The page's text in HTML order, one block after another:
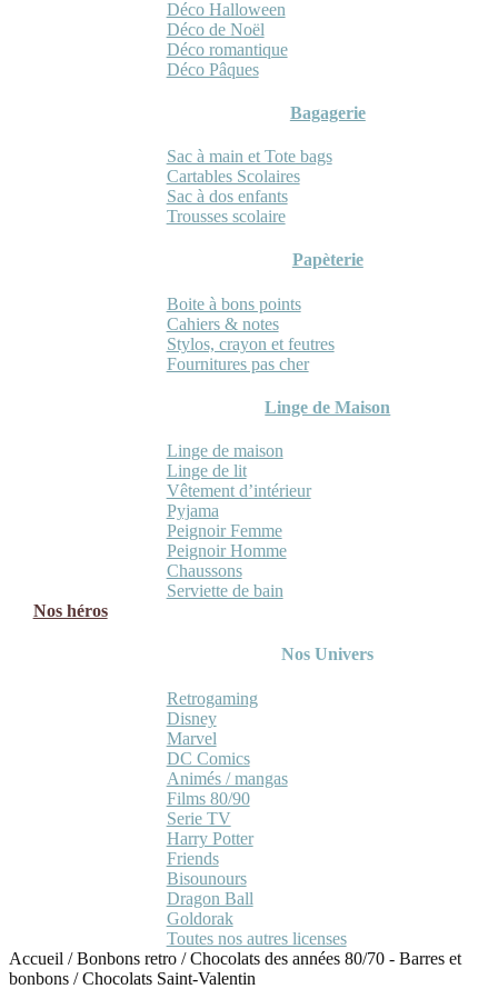
Déco Halloween
Déco de Noël
Déco romantique
Déco Pâques
Bagagerie
Sac à main et Tote bags
Cartables Scolaires
Sac à dos enfants
Trousses scolaire
Papèterie
Boite à bons points
Cahiers & notes
Stylos, crayon et feutres
Fournitures pas cher
Linge de Maison
Linge de maison
Linge de lit
Vêtement d’intérieur
Pyjama
Peignoir Femme
Peignoir Homme
Chaussons
Serviette de bain
Nos héros
Nos Univers
Retrogaming
Disney
Marvel
DC Comics
Animés / mangas
Films 80/90
Serie TV
Harry Potter
Friends
Bisounours
Dragon Ball
Goldorak
Toutes nos autres licenses
Accueil /Bonbons retro /Chocolats des années 80/70 - Barres et
bonbons /Chocolats Saint-Valentin